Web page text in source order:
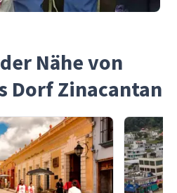
Nähe von
Dorf Zinacantan